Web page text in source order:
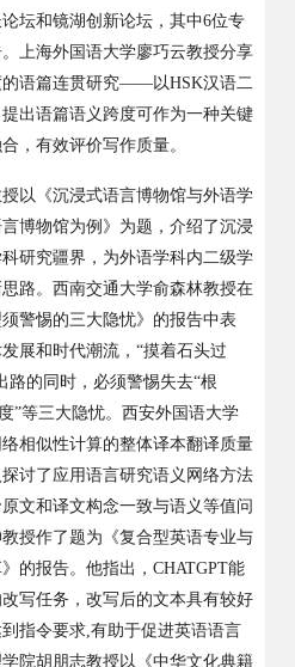
坛和镜湖创新论坛，其中6位专
上海外国语大学廖巧云教授分享
的语篇连贯研究——以HSK汉语二
出语篇语义跨度可作为一种关键
，有效评价写作质量。
以《沉浸式语言博物馆与外语学
博物馆为例》为题，介绍了沉浸
研究疆界，为外语学科内二级学
路。西南交通大学俞森林教授在
警惕的三大隐忧》的报告中表
展和时代潮流，“摸着石头过
路的同时，必须警惕失去“根
”等三大隐忧。西安外国语大学
相似性计算的整体译本翻译质量
讨了应用语言研究语义网络方法
文和译文构念一致与语义等值问
授作了题为《复合型英语专业与
的报告。他指出，CHATGPT能
写任务，改写后的文本具有较好
指令要求,有助于促进英语语言
院胡朋志教授以《中华文化典籍